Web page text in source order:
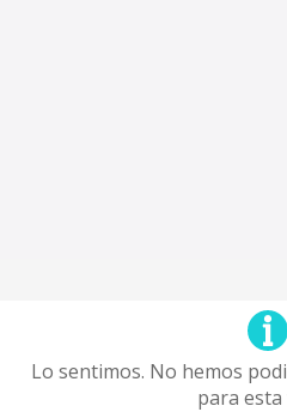
Lo sentimos. No hemos
para esta